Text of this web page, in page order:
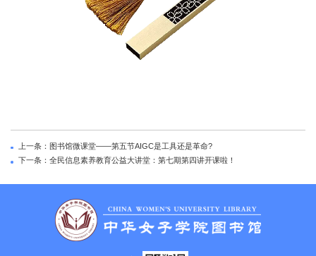
上一条：图书馆微课堂——第五节AIGC是工具还是革命?
下一条：全民信息素养教育公益大讲堂：第七期第四讲开课啦！